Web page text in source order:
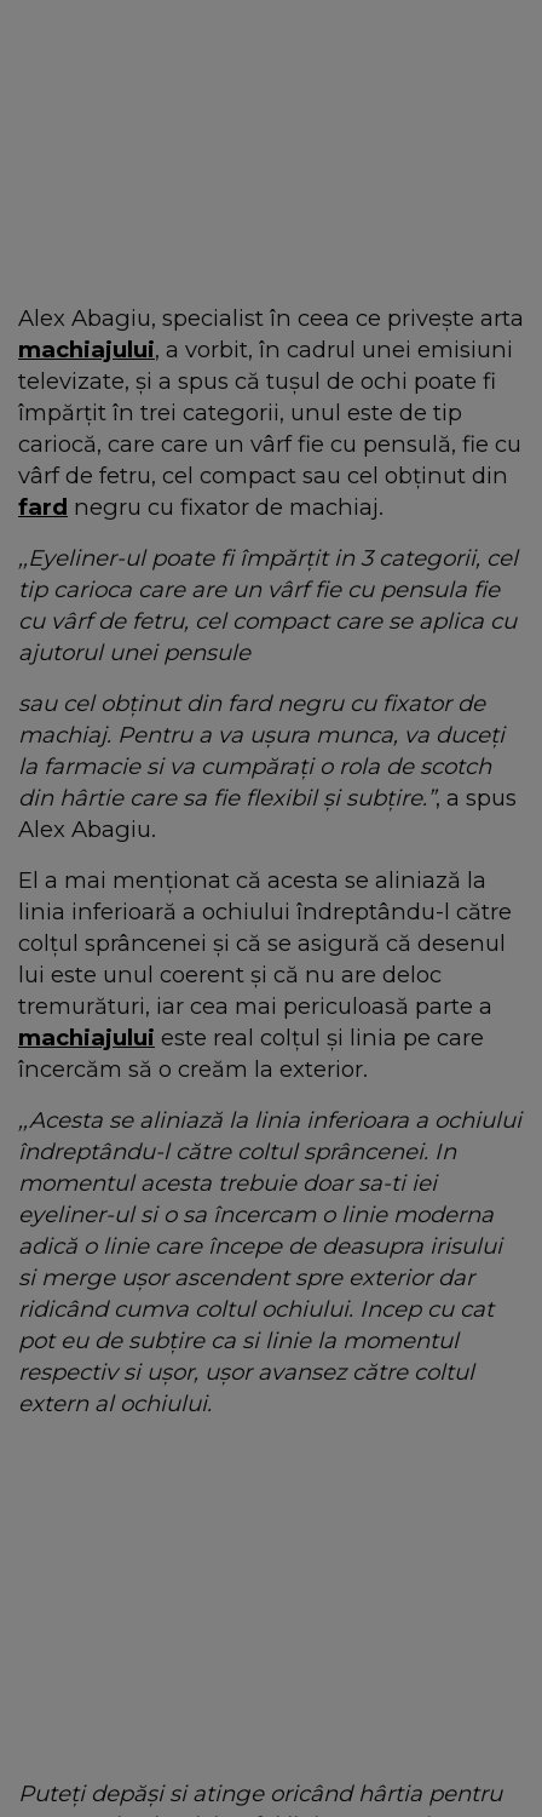
Alex Abagiu, specialist în ceea ce privește arta
machiajului, a vorbit, în cadrul unei emisiuni
televizate, și a spus că tușul de ochi poate fi
împărțit în trei categorii, unul este de tip
cariocă, care care un vârf fie cu pensulă, fie cu
vârf de fetru, cel compact sau cel obținut din
fard negru cu fixator de machiaj.
,,Eyeliner-ul poate fi împărțit in 3 categorii, cel
tip carioca care are un vârf fie cu pensula fie
cu vârf de fetru, cel compact care se aplica cu
ajutorul unei pensule
sau cel obținut din fard negru cu fixator de
machiaj. Pentru a va ușura munca, va duceți
la farmacie si va cumpărați o rola de scotch
din hârtie care sa fie flexibil și subțire.”, a spus
Alex Abagiu.
El a mai menționat că acesta se aliniază la
linia inferioară a ochiului îndreptându-l către
colțul sprâncenei și că se asigură că desenul
lui este unul coerent și că nu are deloc
tremurături, iar cea mai periculoasă parte a
machiajului este real colțul și linia pe care
încercăm să o creăm la exterior.
,,Acesta se aliniază la linia inferioara a ochiului
îndreptându-l către coltul sprâncenei. In
momentul acesta trebuie doar sa-ti iei
eyeliner-ul si o sa încercam o linie moderna
adică o linie care începe de deasupra irisului
si merge ușor ascendent spre exterior dar
ridicând cumva coltul ochiului. Incep cu cat
pot eu de subțire ca si linie la momentul
respectiv si ușor, ușor avansez către coltul
extern al ochiului.
Puteți depăși si atinge oricând hârtia pentru